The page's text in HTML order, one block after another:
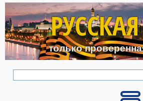
только